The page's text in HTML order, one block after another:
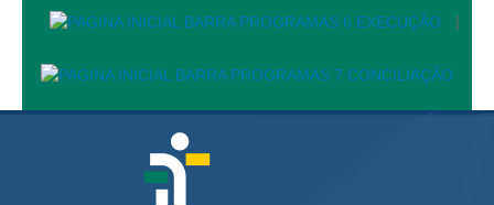
Comitê de Combate ao Trabalho Infantil e de Estímulo à
Comitê de Incentivo à Participação Institucional Feminina
no âmbito do TRT-11
Comitê de Prevenção e Enfrentamento do Assédio
|